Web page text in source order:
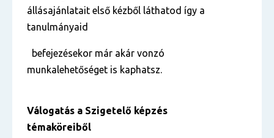
állásajánlatait első kézből láthatod így a
tanulmányaid
befejezésekor már akár vonzó
munkalehetőséget is kaphatsz.
Válogatás a Szigetelő képzés
témaköreiből